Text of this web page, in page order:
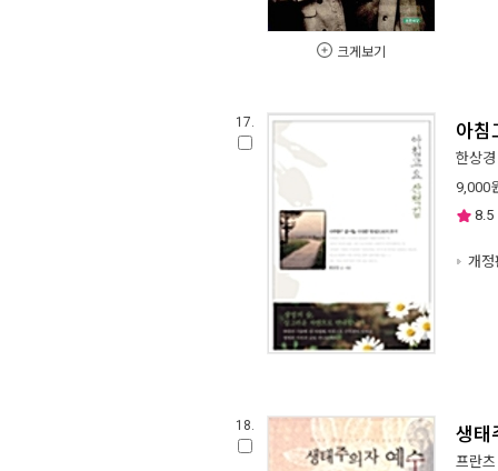
크게보기
17. 아침
한상경
9,000
8.5
개정
18. 생태
프란